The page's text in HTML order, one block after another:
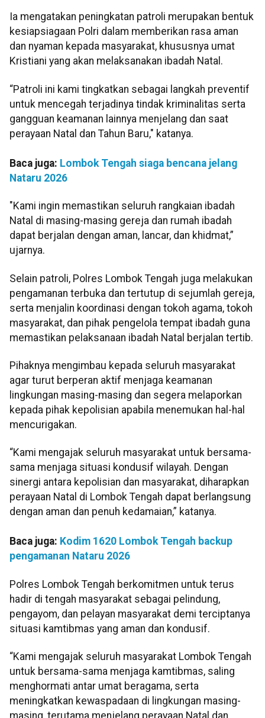
Ia mengatakan peningkatan patroli merupakan bentuk
kesiapsiagaan Polri dalam memberikan rasa aman
dan nyaman kepada masyarakat, khususnya umat
Kristiani yang akan melaksanakan ibadah Natal.
“Patroli ini kami tingkatkan sebagai langkah preventif
untuk mencegah terjadinya tindak kriminalitas serta
gangguan keamanan lainnya menjelang dan saat
perayaan Natal dan Tahun Baru," katanya.
Baca juga: Lombok Tengah siaga bencana jelang
Nataru 2026
"Kami ingin memastikan seluruh rangkaian ibadah
Natal di masing-masing gereja dan rumah ibadah
dapat berjalan dengan aman, lancar, dan khidmat,”
ujarnya.
Selain patroli, Polres Lombok Tengah juga melakukan
pengamanan terbuka dan tertutup di sejumlah gereja,
serta menjalin koordinasi dengan tokoh agama, tokoh
masyarakat, dan pihak pengelola tempat ibadah guna
memastikan pelaksanaan ibadah Natal berjalan tertib.
Pihaknya mengimbau kepada seluruh masyarakat
agar turut berperan aktif menjaga keamanan
lingkungan masing-masing dan segera melaporkan
kepada pihak kepolisian apabila menemukan hal-hal
mencurigakan.
“Kami mengajak seluruh masyarakat untuk bersama-
sama menjaga situasi kondusif wilayah. Dengan
sinergi antara kepolisian dan masyarakat, diharapkan
perayaan Natal di Lombok Tengah dapat berlangsung
dengan aman dan penuh kedamaian,” katanya.
Baca juga: Kodim 1620 Lombok Tengah backup
pengamanan Nataru 2026
Polres Lombok Tengah berkomitmen untuk terus
hadir di tengah masyarakat sebagai pelindung,
pengayom, dan pelayan masyarakat demi terciptanya
situasi kamtibmas yang aman dan kondusif.
“Kami mengajak seluruh masyarakat Lombok Tengah
untuk bersama-sama menjaga kamtibmas, saling
menghormati antar umat beragama, serta
meningkatkan kewaspadaan di lingkungan masing-